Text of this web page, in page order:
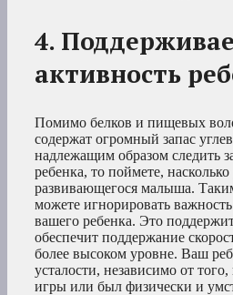
4.
активность
Помимо белков и пищевых
содержат огромный запас
надлежащим образом следить
ребенка, то поймете,
развивающегося малыша.
можете игнорировать
вашего ребенка. Это
обеспечит поддержание
более высоком уровне. Ваш
усталости, независимо от
игры или был физически и